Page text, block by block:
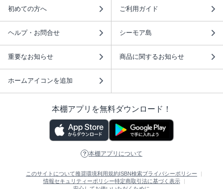
初めての方へ ご利用ガイド
ヘルプ・お問合せ シーモア島
重要なお知らせ 商品に関するお知らせ
ホームアイコンを追加
本棚アプリを無料ダウンロード！
本棚アプリについて
このサイトについて推奨環境利用規約 ISBN検索プライバシーポリシー
情報セキュリティーポリシー特定商取引法に基づく表示